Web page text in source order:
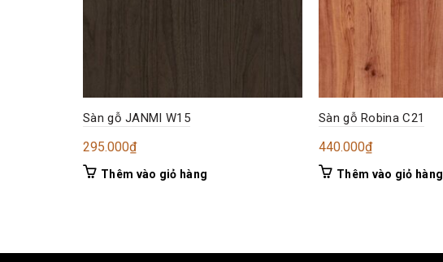
Sàn gỗ JANMI W15
295.000₫
Thêm vào giỏ hàng
Sàn gỗ Robina C21
440.000₫
Thêm vào giỏ hàng